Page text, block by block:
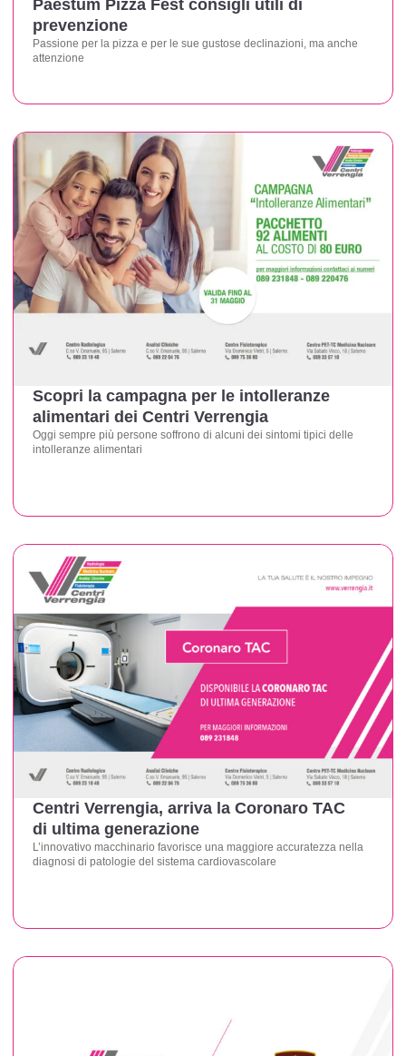
Paestum Pizza Fest consigli utili di
prevenzione
Passione per la pizza e per le sue gustose declinazioni, ma anche
attenzione
Scopri la campagna per le intolleranze
alimentari dei Centri Verrengia
Oggi sempre più persone soffrono di alcuni dei sintomi tipici delle
intolleranze alimentari
Centri Verrengia, arriva la Coronaro TAC
di ultima generazione
L’innovativo macchinario favorisce una maggiore accuratezza nella
diagnosi di patologie del sistema cardiovascolare